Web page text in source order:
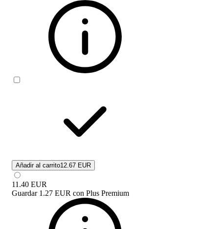
Añadir al carrito12.67 EUR
11.40 EUR
Guardar 1.27 EUR con Plus Premium